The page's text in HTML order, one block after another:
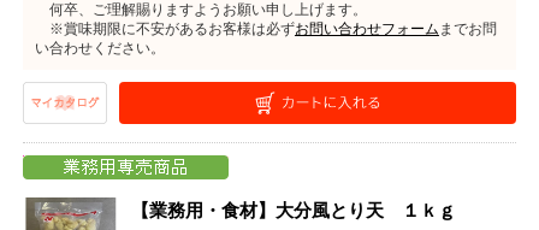
何卒、ご理解賜りますようお願い申し上げます。
※賞味期限に不安があるお客様は必ずお問い合わせフォーム までお問
い合わせください。
【業務用・食材】大分風とり天 １ｋｇ